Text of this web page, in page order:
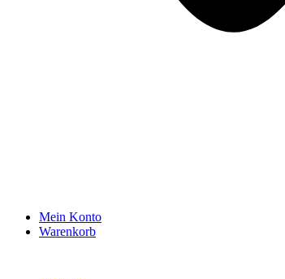
Mein Konto
Warenkorb